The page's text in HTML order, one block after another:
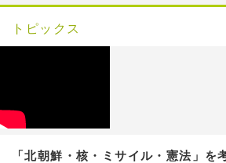
トピックス
「北朝鮮・核・ミサイル・憲法」を